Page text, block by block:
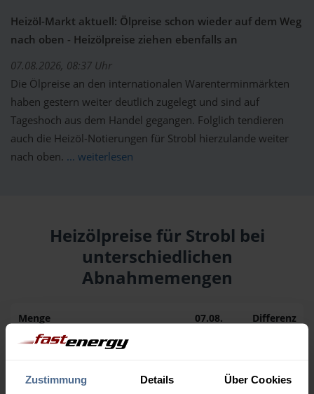
Zustimmung Details Über Cookies
Heizöl-Markt aktuell: Ölpreise schon wieder auf dem Weg
nach oben - Heizölpreise ziehen ebenfalls an
07.08.2026, 08:37 Uhr
Die Ölpreise an den internationalen Warenterminmärkten
haben gestern weiter deutlich zugelegt und sind auf
Tageshoch aus dem Handel gegangen. Folglich tendieren
auch die Heizöl-Notierungen für Strobl hierzulande weiter
nach oben. ... weiterlesen
Heizölpreise für Strobl bei
unterschiedlichen
Abnahmemengen
Menge
07.08.
Differenz